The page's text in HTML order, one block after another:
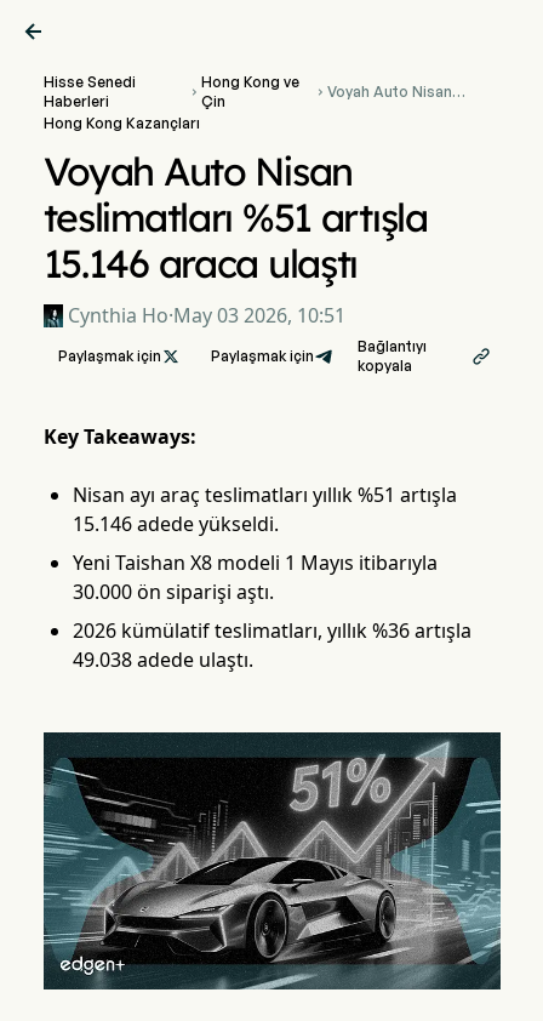

Hisse Senedi
Haberleri

Hong Kong ve
Çin
Voyah Auto Nisan
Hong Kong Kazançları
Voyah Auto Nisan
teslimatları %51 artışla
15.146 araca ulaştı
Cynthia Ho·May 03 2026, 10:51
Paylaşmak için  Paylaşmak için
Bağlantıyı
kopyala

Key Takeaways:
Nisan ayı araç teslimatları yıllık %51 artışla
15.146 adede yükseldi.
Yeni Taishan X8 modeli 1 Mayıs itibarıyla
30.000 ön siparişi aştı.
2026 kümülatif teslimatları, yıllık %36 artışla
49.038 adede ulaştı.